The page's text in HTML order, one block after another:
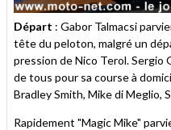
Départ : Gabor Talmacsi
tête du peloton, malgré un
pression de Nico Terol. Sergio
de tous pour sa course à
Bradley Smith, Mike di Meglio,
Rapidement "Magic Mike"